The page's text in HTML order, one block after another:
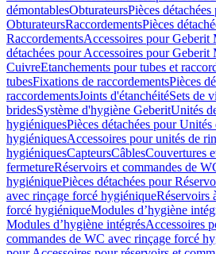
démontablesObturateursPièces détachées
ObturateursRaccordementsPièces
RaccordementsAccessoires pour Geberit
détachées pour Accessoires pour Geberit
CuivreEtanchements pour tubes et
tubesFixations de raccordementsPièces
raccordementsJoints d'étanchéitéSets de
bridesSystème d'hygiène GeberitUnités
hygiéniquesPièces détachées pour Unités
hygiéniquesAccessoires pour unités de
hygiéniquesCapteursCâblesCouvertures
fermetureRéservoirs et commandes de
hygiéniquePièces détachées pour
avec rinçage forcé hygiéniqueRéservoirs
forcé hygiéniqueModules d’hygiène
Modules d’hygiène intégrésAccessoires
commandes de WC avec rinçage forcé